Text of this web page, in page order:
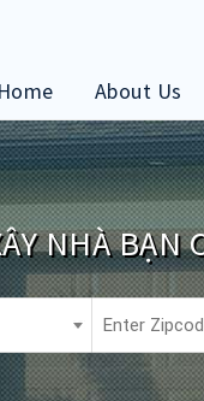
Home About Us
NHÀ BẠN